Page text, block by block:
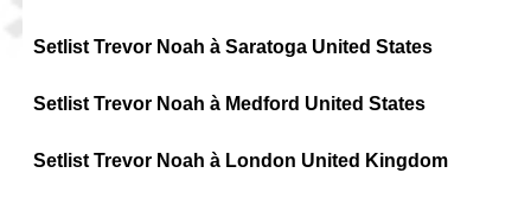
Setlist Trevor Noah à Saratoga United States
Setlist Trevor Noah à Medford United States
Setlist Trevor Noah à London United Kingdom